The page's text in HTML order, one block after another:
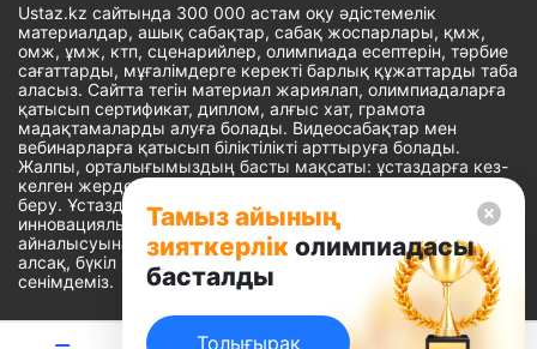
Тамыз айының
зияткерлік олимпиадасы
басталды
Толығырақ
Ustaz.kz сайтында 300 000 астам оқу әдістемелік
материалдар, ашық сабақтар, сабақ жоспарлары, қмж,
омж, ұмж, ктп, сценарийлер, олимпиада есептерін, тәрбие
сағаттарды, мұғалімдерге керекті барлық құжаттарды таба
аласыз. Сайтта тегін материал жариялап, олимпиадаларға
қатысып сертификат, диплом, алғыс хат, грамота
мадақтамаларды алуға болады. Видеосабақтар мен
вебинарларға қатысып біліктілікті арттыруға болады.
Жалпы, орталығымыздың басты мақсаты: ұстаздарға кез-
келген жерде, кез-келген уақытта білім алуына мүмкіндік
беру. Ұстаздардың барлық өзекті мәселелеріне
инновациялық шешім тауып, шығармашылық жұмыспен
айналысуына уақыт сыйлау. «Ұстаздарға сапалы білім бере
алсақ, бүкіл Қазақ еліне білім бере аламыз» - деген
сенімдеміз.